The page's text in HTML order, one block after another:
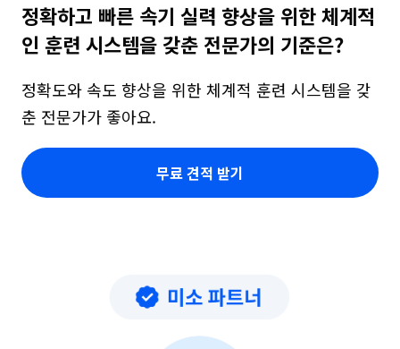
정확하고 빠른 속기 실력 향상을 위한 체계적
인 훈련 시스템을 갖춘 전문가의 기준은?
정확도와 속도 향상을 위한 체계적 훈련 시스템을 갖
춘 전문가가 좋아요.
무료 견적 받기